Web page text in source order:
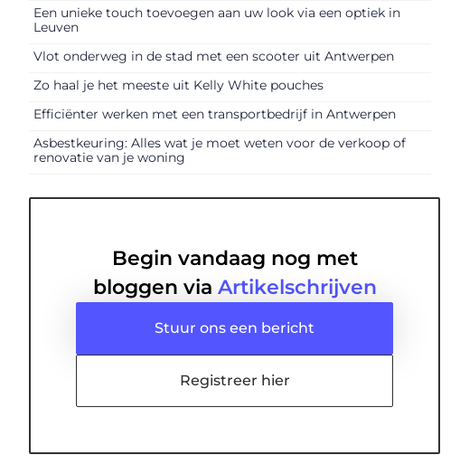
Een unieke touch toevoegen aan uw look via een optiek in
Leuven
Vlot onderweg in de stad met een scooter uit Antwerpen
Zo haal je het meeste uit Kelly White pouches
Efficiënter werken met een transportbedrijf in Antwerpen
Asbestkeuring: Alles wat je moet weten voor de verkoop of
renovatie van je woning
Begin vandaag nog met
bloggen via Artikelschrijven
Stuur ons een bericht
Registreer hier